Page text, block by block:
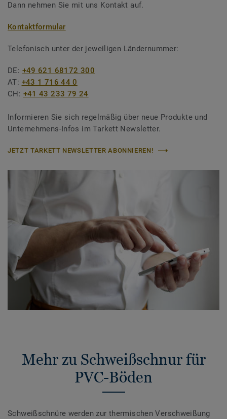
Dann nehmen Sie mit uns Kontakt auf.
Kontaktformular
Telefonisch unter der jeweiligen Ländernummer:
DE: +49 621 68172 300
AT: +43 1 716 44 0
CH: +41 43 233 79 24
Informieren Sie sich regelmäßig über neue Produkte und
Unternehmens-Infos im Tarkett Newsletter.
JETZT TARKETT NEWSLETTER ABONNIEREN!
Mehr zu Schweißschnur für
PVC-Böden
Schweißschnüre werden zur thermischen Verschweißung